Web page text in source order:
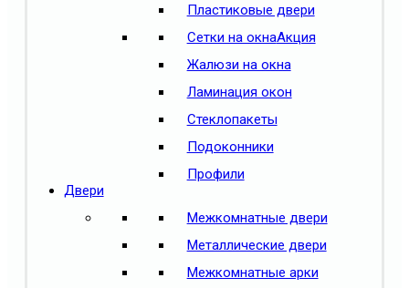
Пластиковые двери
Сетки на окнаАкция
Жалюзи на окна
Ламинация окон
Стеклопакеты
Подоконники
Профили
Двери
Межкомнатные двери
Металлические двери
Межкомнатные арки